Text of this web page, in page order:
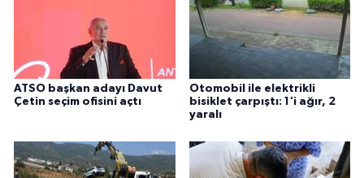
ATSO başkan adayı Davut
Çetin seçim ofisini açtı
Otomobil ile elektrikli
bisiklet çarpıştı: 1'i ağır, 2
yaralı